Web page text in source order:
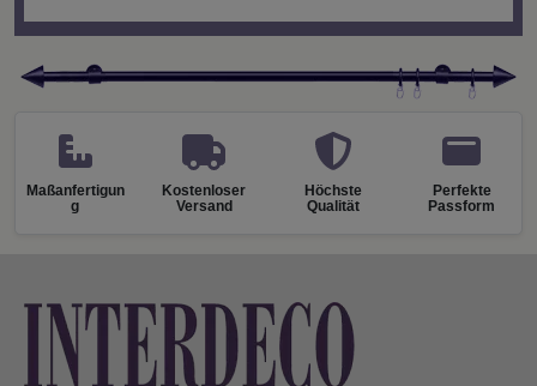
Maßanfertigun
g
Kostenloser
Versand
Höchste
Qualität
Perfekte
Passform